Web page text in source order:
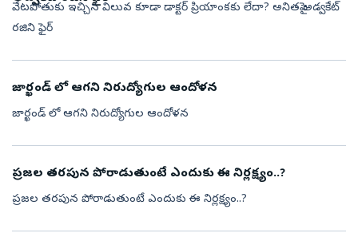
వేటపోతుకు ఇచ్చిన విలువ కూడా డాక్టర్ ప్రియాంకకు లేదా? అనితపై అడ్వకేట్
రజిని ఫైర్
జార్ఖండ్ లో ఆగని నిరుద్యోగుల ఆందోళన
జార్ఖండ్ లో ఆగని నిరుద్యోగుల ఆందోళన
ప్రజల తరపున పోరాడుతుంటే ఎందుకు ఈ నిర్లక్ష్యం..?
ప్రజల తరపున పోరాడుతుంటే ఎందుకు ఈ నిర్లక్ష్యం..?